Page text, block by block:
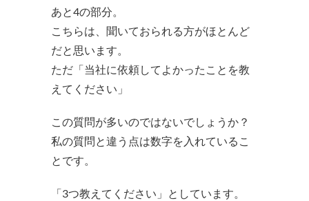
あと4の部分。
こちらは、聞いておられる方がほとんど
だと思います。
ただ「当社に依頼してよかったことを教
えてください」
この質問が多いのではないでしょうか？
私の質問と違う点は数字を入れているこ
とです。
「3つ教えてください」としています。